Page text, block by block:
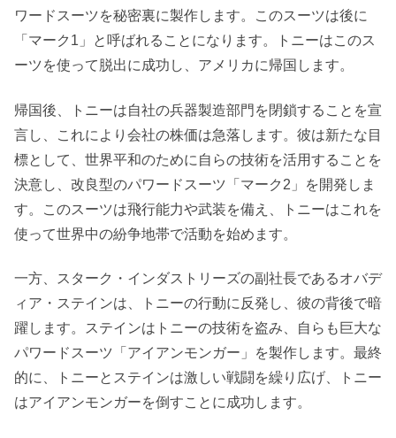
ワードスーツを秘密裏に製作します。このスーツは後に
「マーク1」と呼ばれることになります。トニーはこのス
ーツを使って脱出に成功し、アメリカに帰国します。
帰国後、トニーは自社の兵器製造部門を閉鎖することを宣
言し、これにより会社の株価は急落します。彼は新たな目
標として、世界平和のために自らの技術を活用することを
決意し、改良型のパワードスーツ「マーク2」を開発しま
す。このスーツは飛行能力や武装を備え、トニーはこれを
使って世界中の紛争地帯で活動を始めます。
一方、スターク・インダストリーズの副社長であるオバデ
ィア・ステインは、トニーの行動に反発し、彼の背後で暗
躍します。ステインはトニーの技術を盗み、自らも巨大な
パワードスーツ「アイアンモンガー」を製作します。最終
的に、トニーとステインは激しい戦闘を繰り広げ、トニー
はアイアンモンガーを倒すことに成功します。